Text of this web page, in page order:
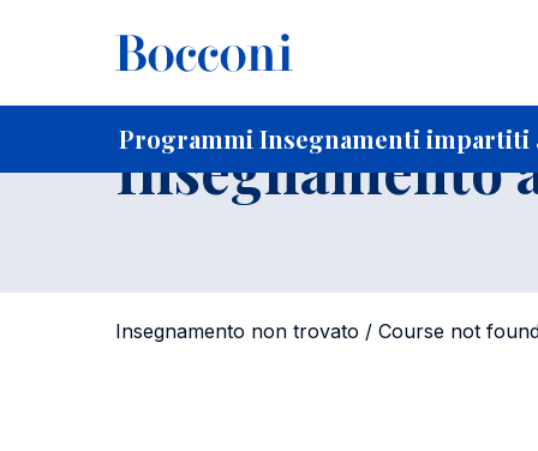
Programmi Insegnamenti impartiti
Home Per studenti iscritti
Insegnamento
Insegnamento non trovato / Course not